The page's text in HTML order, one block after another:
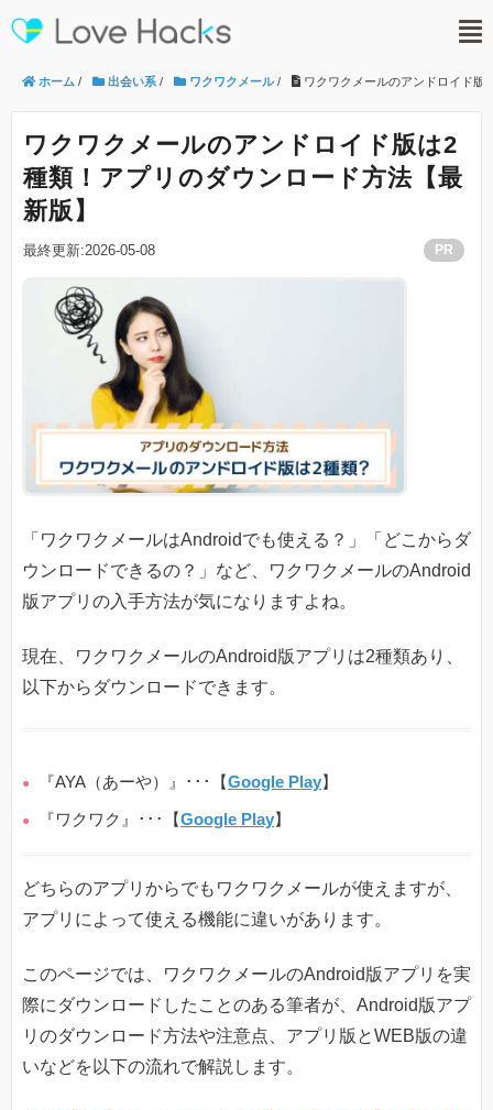
ホーム / 出会い系 / ワクワクメール/ ワクワクメールのアンドロイド版
ワクワクメールのアンドロイド版は2
種類！アプリのダウンロード方法【最
新版】
最終更新:2026-05-08 PR
「ワクワクメールはAndroidでも使える？」「どこからダ
ウンロードできるの？」など、ワクワクメールのAndroid
版アプリの入手方法が気になりますよね。
現在、ワクワクメールのAndroid版アプリは2種類あり、
以下からダウンロードできます。
『AYA（あーや）』･･･【Google Play】
『ワクワク』･･･【Google Play】
どちらのアプリからでもワクワクメールが使えますが、
アプリによって使える機能に違いがあります。
このページでは、ワクワクメールのAndroid版アプリを実
際にダウンロードしたことのある筆者が、Android版アプ
リのダウンロード方法や注意点、アプリ版とWEB版の違
いなどを以下の流れで解説します。